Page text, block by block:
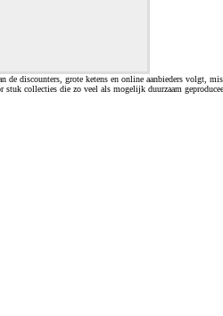
discounters, grote ketens en online aanbieders volgt,
collecties die zo veel als mogelijk duurzaam